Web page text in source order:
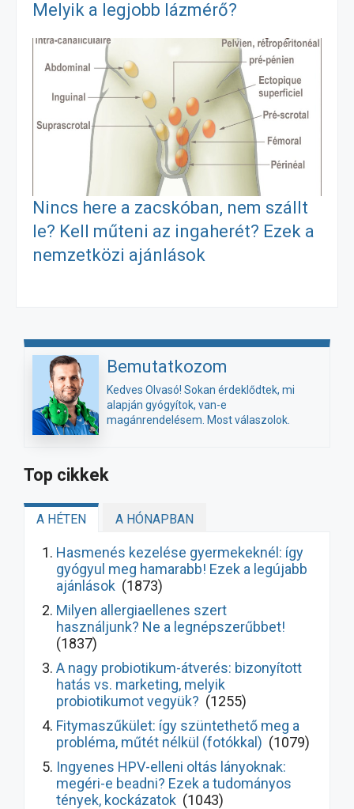
Melyik a legjobb lázmérő?
Nincs here a zacskóban, nem szállt
le? Kell műteni az ingaherét? Ezek a
nemzetközi ajánlások
Bemutatkozom
Kedves Olvasó! Sokan érdeklődtek, mi
alapján gyógyítok, van-e
magánrendelésem. Most válaszolok.
Top cikkek
A HÉTEN A HÓNAPBAN
Hasmenés kezelése gyermekeknél: így
gyógyul meg hamarabb! Ezek a legújabb
ajánlások (1873)
Milyen allergiaellenes szert
használjunk? Ne a legnépszerűbbet!
(1837)
A nagy probiotikum-átverés: bizonyított
hatás vs. marketing, melyik
probiotikumot vegyük? (1255)
Fitymaszűkület: így szüntethető meg a
probléma, műtét nélkül (fotókkal) (1079)
Ingyenes HPV-elleni oltás lányoknak:
megéri-e beadni? Ezek a tudományos
tények, kockázatok (1043)